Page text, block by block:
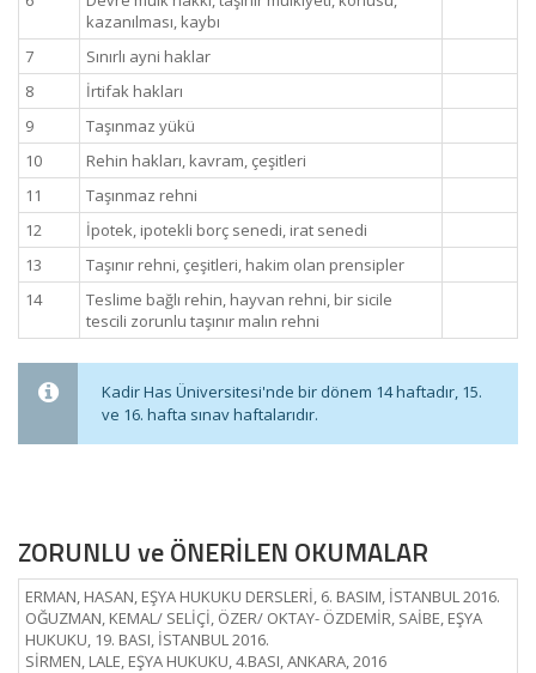
kazanılması, kaybı
7
Sınırlı ayni haklar
8
İrtifak hakları
9
Taşınmaz yükü
10
Rehin hakları, kavram, çeşitleri
11
Taşınmaz rehni
12
İpotek, ipotekli borç senedi, irat senedi
13
Taşınır rehni, çeşitleri, hakim olan prensipler
14
Teslime bağlı rehin, hayvan rehni, bir sicile
tescili zorunlu taşınır malın rehni
Kadir Has Üniversitesi'nde bir dönem 14 haftadır, 15.
ve 16. hafta sınav haftalarıdır.
ZORUNLU ve ÖNERİLEN OKUMALAR
ERMAN, HASAN, EŞYA HUKUKU DERSLERİ, 6. BASIM, İSTANBUL 2016.
OĞUZMAN, KEMAL/ SELİÇİ, ÖZER/ OKTAY- ÖZDEMİR, SAİBE, EŞYA
HUKUKU, 19. BASI, İSTANBUL 2016.
SİRMEN, LALE, EŞYA HUKUKU, 4.BASI, ANKARA, 2016